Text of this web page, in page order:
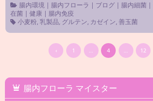
腸内環境| 腸内フローラ | ブログ| 腸内細菌|
在菌 | 健康 | 腸内免疫
小麦粉,乳製品, グルテン, カゼイン,善玉菌
‹ 1 4 12
腸内フローラ マイスター